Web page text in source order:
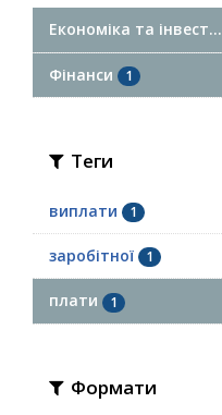
Економіка та інвест...
Фінанси 1
Теги
виплати 1
заробітної 1
плати 1
Формати